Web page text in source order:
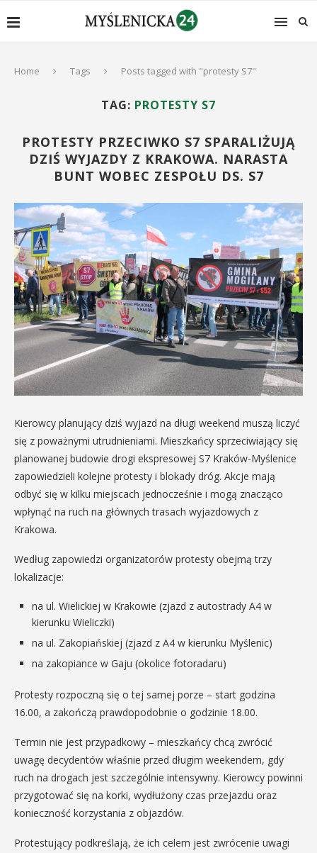
Home Tags Posts tagged with "protesty S7"
TAG: PROTESTY S7
PROTESTY PRZECIWKO S7 SPARALIŻUJĄ
DZIŚ WYJAZDY Z KRAKOWA. NARASTA
BUNT WOBEC ZESPOŁU DS. S7
Kierowcy planujący dziś wyjazd na długi weekend muszą liczyć
się z poważnymi utrudnieniami. Mieszkańcy sprzeciwiający się
planowanej budowie drogi ekspresowej S7 Kraków-Myślenice
zapowiedzieli kolejne protesty i blokady dróg. Akcje mają
odbyć się w kilku miejscach jednocześnie i mogą znacząco
wpłynąć na ruch na głównych trasach wyjazdowych z
Krakowa.
Według zapowiedzi organizatorów protesty obejmą trzy
lokalizacje:
na ul. Wielickiej w Krakowie (zjazd z autostrady A4 w
kierunku Wieliczki)
na ul. Zakopiańskiej (zjazd z A4 w kierunku Myślenic)
na zakopiance w Gaju (okolice fotoradaru)
Protesty rozpoczną się o tej samej porze – start godzina
16.00, a zakończą prawdopodobnie o godzinie 18.00.
Termin nie jest przypadkowy – mieszkańcy chcą zwrócić
uwagę decydentów właśnie przed długim weekendem, gdy
ruch na drogach jest szczególnie intensywny. Kierowcy powinni
przygotować się na korki, wydłużony czas przejazdu oraz
konieczność korzystania z objazdów.
Protestujący podkreślają, że ich celem jest zwrócenie uwagi